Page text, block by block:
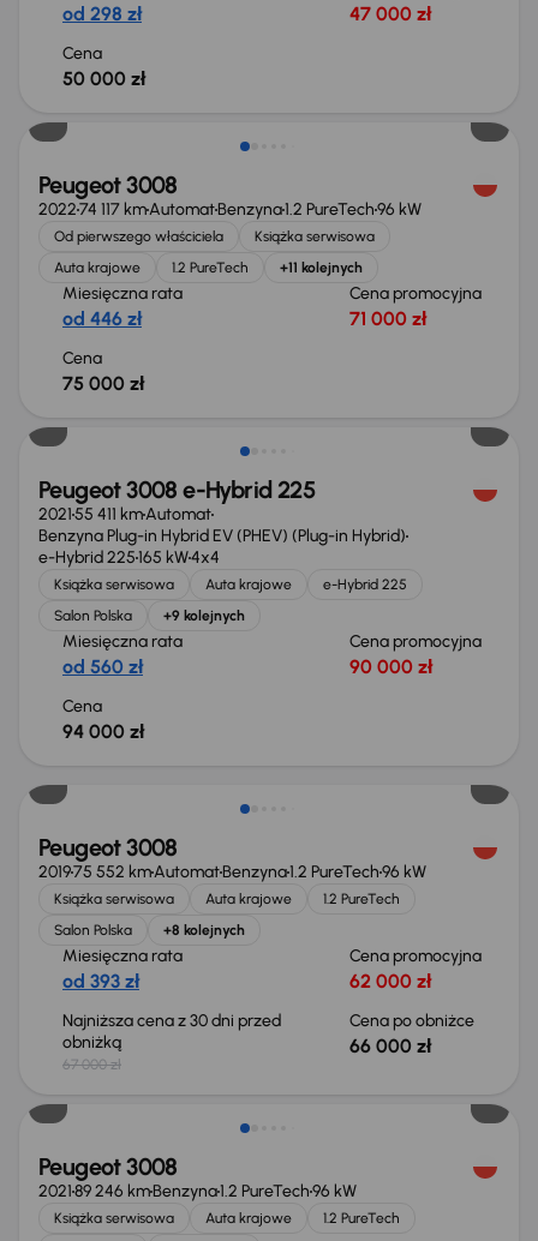
od 298 zł 47 000 zł
Cena
50 000 zł
Świeżo skupione
Peugeot 3008
202274 117 kmAutomatBenzyna1.2 PureTech96 kW
Od pierwszego właściciela
Książka serwisowa
Auta krajowe
1.2 PureTech +11 kolejnych
Miesięczna rata
od 446 zł
Cena promocyjna
71 000 zł
Cena
75 000 zł
Peugeot 3008 e-Hybrid 225
202155 411 kmAutomat
Benzyna Plug-in Hybrid EV (PHEV) (Plug-in Hybrid)
e-Hybrid 225165 kW4x4
Książka serwisowa Auta krajowe
e-Hybrid 225
Salon Polska
+9 kolejnych
Miesięczna rata
od 560 zł
Cena promocyjna
90 000 zł
Cena
94 000 zł
Peugeot 3008
201975 552 kmAutomatBenzyna1.2 PureTech96 kW
Książka serwisowa Auta krajowe
1.2 PureTech
Salon Polska
+8 kolejnych
Miesięczna rata
od 393 zł
Cena promocyjna
62 000 zł
Najniższa cena z 30 dni przed
obniżką
67 000 zł
Cena po obniżce
66 000 zł
Możliwość odliczenia VAT
Peugeot 3008
202189 246 kmBenzyna1.2 PureTech96 kW
Książka serwisowa Auta krajowe
1.2 PureTech